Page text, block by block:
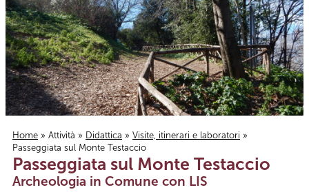
Tu sei qui
Home » Attività » Didattica » Visite, itinerari e laboratori »
Passeggiata sul Monte Testaccio
Passeggiata sul Monte Testaccio
Archeologia in Comune con LIS